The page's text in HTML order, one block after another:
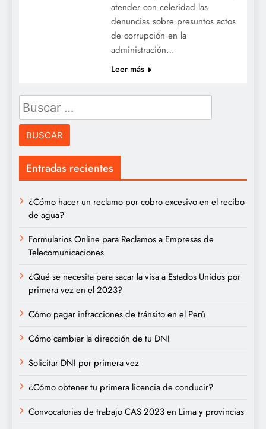
atender con celeridad las
denuncias sobre presuntos actos
de corrupción en la
administración…
Leer más
Buscar:
Entradas recientes
¿Cómo hacer un reclamo por cobro excesivo en el recibo
de agua?
Formularios Online para Reclamos a Empresas de
Telecomunicaciones
¿Qué se necesita para sacar la visa a Estados Unidos por
primera vez en el 2023?
Cómo pagar infracciones de tránsito en el Perú
Cómo cambiar la dirección de tu DNI
Solicitar DNI por primera vez
¿Cómo obtener tu primera licencia de conducir?
Convocatorias de trabajo CAS 2023 en Lima y provincias